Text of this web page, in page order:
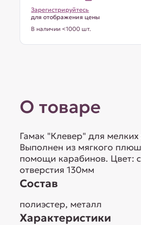
Зарегистрируйтесь
для отображения цены
В наличии <1000 шт.
О товаре
Гамак "Клевер" для
Выполнен из мягкого
помощи карабинов. Цвет:
отверстия 130мм
Состав
полиэстер, металл
Характеристики